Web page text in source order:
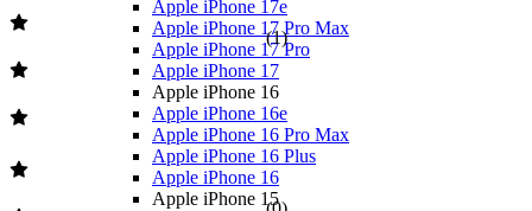
Apple iPhone 17e
Apple iPhone 17 Pro Max
Apple iPhone 17 Pro
Apple iPhone 17
Apple iPhone 16
Apple iPhone 16e
Apple iPhone 16 Pro Max
Apple iPhone 16 Plus
Apple iPhone 16
Apple iPhone 15
(1)